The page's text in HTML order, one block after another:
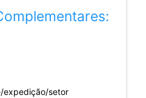
expedição/setor